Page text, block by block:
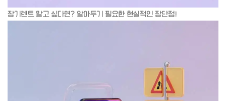
장기렌트 말고 싶다면? 알아두기 필요한 현실적인 장단점!